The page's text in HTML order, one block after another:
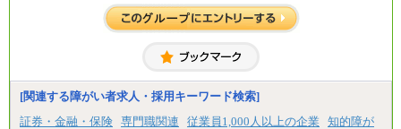
[関連する障がい者求人・採用キーワード検索]
証券・金融・保険 専門職関連 従業員1,000人以上の企業
知的障が